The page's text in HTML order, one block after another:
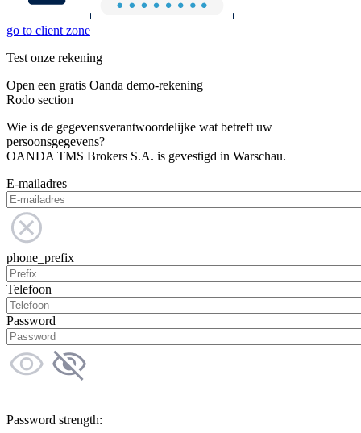
go to client zone
Test onze rekening
Open een gratis Oanda demo-rekening
Rodo section
Wie is de gegevensverantwoordelijke wat betreft uw
persoonsgegevens?
OANDA TMS Brokers S.A. is gevestigd in Warschau.
E-mailadres
phone_prefix
Telefoon
Password
Password strength: